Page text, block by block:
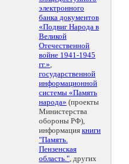
электронного
банка документов
«Подвиг Народа в
Великой
Отечественной
войне 1941-1945
гг.»,
государственной
информационной
системы «Память
народа» (проекты
Министерства
обороны РФ),
информация книги
"Память.
Пензенская
область.", других